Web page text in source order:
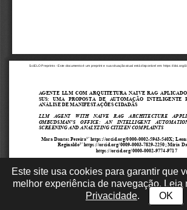
Este site usa cookies para garantir que
melhor experiência de navegação. Leia
Privacidade. OK